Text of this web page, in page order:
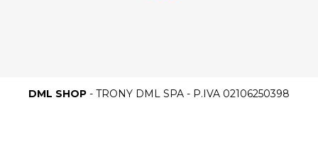
DML SHOP - TRONY DML SPA - P.IVA 02106250398